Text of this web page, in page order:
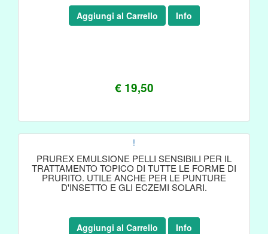
€ 19,50
Aggiungi al Carrello Info
!
PRUREX EMULSIONE PELLI SENSIBILI PER IL
TRATTAMENTO TOPICO DI TUTTE LE FORME DI
PRURITO. UTILE ANCHE PER LE PUNTURE
D'INSETTO E GLI ECZEMI SOLARI.
Aggiungi al Carrello Info